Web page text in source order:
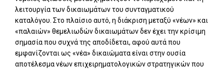
λειτουργία των δικαιωμάτων του συνταγματικού
καταλόγου. Στο πλαίσιο αυτό, η διάκριση μεταξύ «νέων» και
«παλαιών» θεμελιωδών δικαιωμάτων δεν έχει την κρίσιμη
σημασία που συχνά της αποδίδεται, αφού αυτά που
εμφανίζονται ως «νέα» δικαιώματα είναι στην ουσία
αποτέλεσμα νέων επιχειρηματολογικών στρατηγικών που